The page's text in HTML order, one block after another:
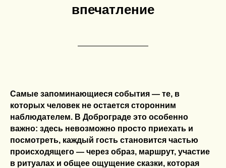
впечатление
Самые запоминающиеся события — те, в
которых человек не остается сторонним
наблюдателем. В Доброграде это особенно
важно: здесь невозможно просто приехать и
посмотреть, каждый гость становится частью
происходящего — через образ, маршрут, участие
в ритуалах и общее ощущение сказки, которая